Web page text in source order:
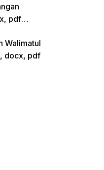
pdf
Walimatul
docx, pdf